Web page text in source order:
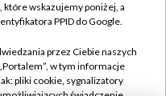
które wskazujemy poniżej, a
PPID do Google.
przez Ciebie naszych
w tym informacje
pliki cookie, sygnalizatory